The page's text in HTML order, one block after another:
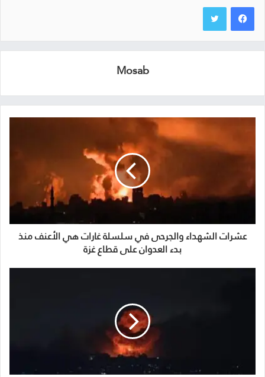
Mosab
عشرات الشهداء والجرحى في سلسلة غارات هي الأعنف منذ
بدء العدوان على قطاع غزة